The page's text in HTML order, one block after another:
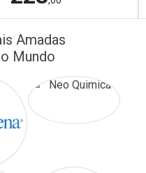
Menos
Amadas
Mundo